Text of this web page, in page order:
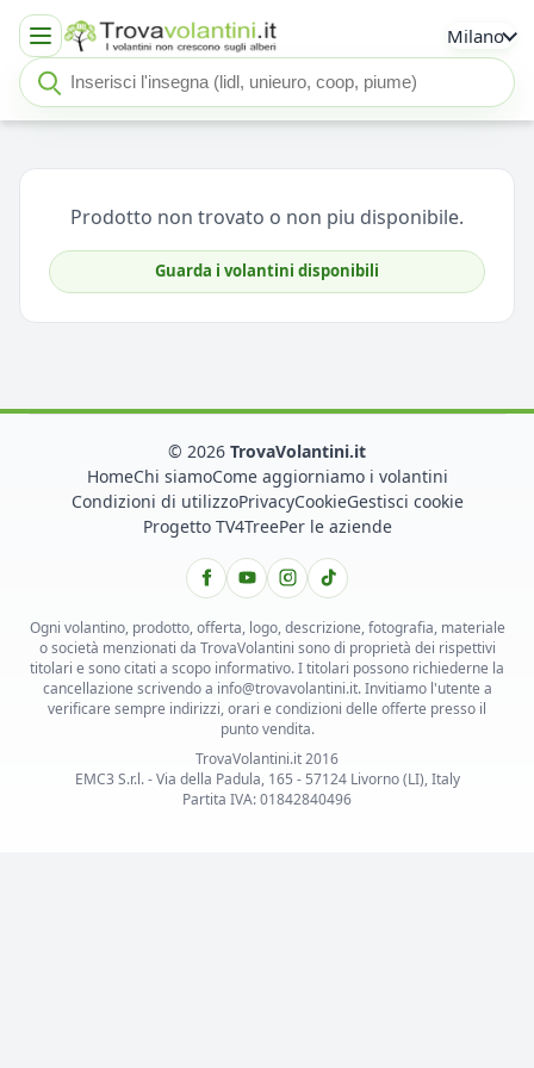
Milano
Cerca insegna o negozio
Seleziona un'insegna
Prodotto non trovato o non piu disponibile.
Guarda i volantini disponibili
© 2026 TrovaVolantini.it
HomeChi siamoCome aggiorniamo i volantini
Condizioni di utilizzoPrivacyCookieGestisci cookie
Progetto TV4TreePer le aziende
Ogni volantino, prodotto, offerta, logo, descrizione, fotografia, materiale
o società menzionati da TrovaVolantini sono di proprietà dei rispettivi
titolari e sono citati a scopo informativo. I titolari possono richiederne la
cancellazione scrivendo a info@trovavolantini.it. Invitiamo l'utente a
verificare sempre indirizzi, orari e condizioni delle offerte presso il
punto vendita.
TrovaVolantini.it 2016
EMC3 S.r.l. - Via della Padula, 165 - 57124 Livorno (LI), Italy
Partita IVA: 01842840496